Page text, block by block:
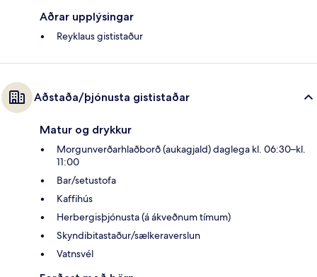
Aðrar upplýsingar
Reyklaus gististaður
Aðstaða/þjónusta gististaðar
Matur og drykkur
Morgunverðarhlaðborð (aukagjald) daglega kl. 06:30–kl.
11:00
Bar/setustofa
Kaffihús
Herbergisþjónusta (á ákveðnum tímum)
Skyndibitastaður/sælkeraverslun
Vatnsvél